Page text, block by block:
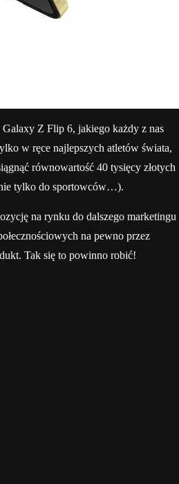
Z Flip 6, jakiego każdy z nas
w ręce najlepszych atletów świata,
równowartość 40 tysięcy złotych
nie tylko do sportowców…).
na rynku do dalszego marketingu
na pewno przez
Tak się to powinno robić!